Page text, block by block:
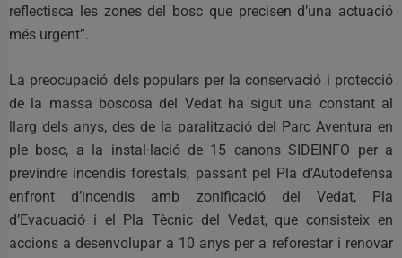
reflectisca les zones del bosc que precisen d’una actuació
més urgent”.
La preocupació dels populars per la conservació i protecció
de la massa boscosa del Vedat ha sigut una constant al
llarg dels anys, des de la paralització del Parc Aventura en
ple bosc, a la instal·lació de 15 canons SIDEINFO per a
previndre incendis forestals, passant pel Pla d’Autodefensa
enfront d’incendis amb zonificació del Vedat, Pla
d’Evacuació i el Pla Tècnic del Vedat, que consisteix en
accions a desenvolupar a 10 anys per a reforestar i renovar